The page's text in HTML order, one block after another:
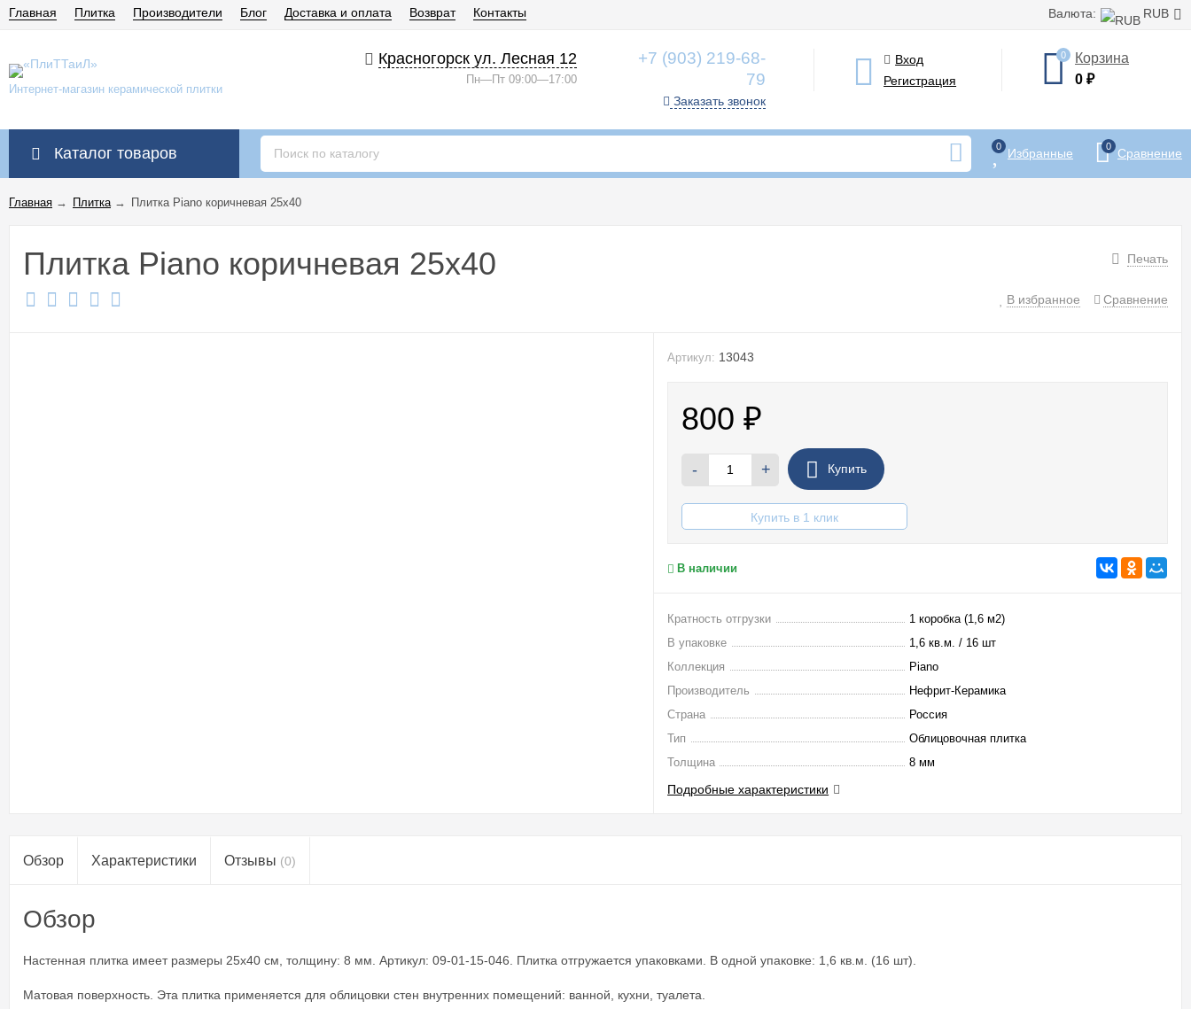
Валюта: RUB
Главная Плитка Производители Блог Доставка и оплата Возврат Контакты
Интернет-магазин керамической плитки
Красногорск ул. Лесная 12
Пн—Пт 09:00—17:00
+7 (903) 219-68-
79
Заказать звонок
Вход
Регистрация
0
Корзина
0 ₽
Каталог товаров 0 Избранные 0 Сравнение
Главная → Плитка→ Плитка Piano коричневая 25x40
Печать
Плитка Piano коричневая 25x40
В избранное Сравнение
Артикул: 13043
800₽
- + Купить
Купить в 1 клик
В наличии
Кратность отгрузки
1 коробка (1,6 м2)
В упаковке
1,6 кв.м. / 16 шт
Коллекция
Piano
Производитель
Нефрит-Керамика
Страна
Россия
Тип
Облицовочная плитка
Толщина
8 мм
Подробные характеристики
Обзор Характеристики Отзывы (0)
Обзор
Настенная плитка имеет размеры 25x40 см, толщину: 8 мм. Артикул: 09-01-15-046. Плитка отгружается упаковками. В одной упаковке: 1,6 кв.м. (16 шт).
Матовая поверхность. Эта плитка применяется для облицовки стен внутренних помещений: ванной, кухни, туалета.